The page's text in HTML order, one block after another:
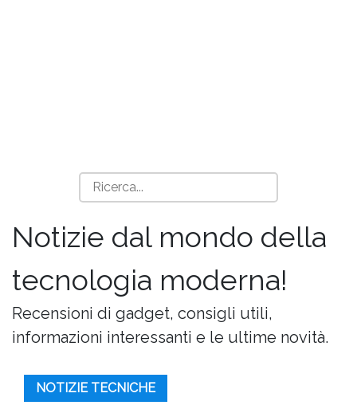
Notizie dal mondo della
tecnologia moderna!
Recensioni di gadget, consigli utili,
informazioni interessanti e le ultime novità.
NOTIZIE TECNICHE